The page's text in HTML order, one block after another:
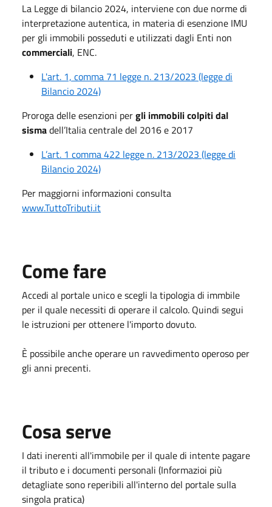
La Legge di bilancio 2024, interviene con due norme di
interpretazione autentica, in materia di esenzione IMU
per gli immobili posseduti e utilizzati dagli Enti non
commerciali, ENC.
L'art. 1, comma 71 legge n. 213/2023 (legge di
Bilancio 2024)
Proroga delle esenzioni pergli immobili colpiti dal
sismadell’Italia centrale del 2016 e 2017
L’art. 1 comma 422 legge n. 213/2023 (legge di
Bilancio 2024)
Per maggiorni informazioni consulta
www.TuttoTributi.it
Come fare
Accedi al portale unico e scegli la tipologia di immbile
per il quale necessiti di operare il calcolo. Quindi segui
le istruzioni per ottenere l'importo dovuto.
È possibile anche operare un ravvedimento operoso per
gli anni precenti.
Cosa serve
I dati inerenti all'immobile per il quale di intente pagare
il tributo e i documenti personali (Informazioi più
detagliate sono reperibili all'interno del portale sulla
singola pratica)